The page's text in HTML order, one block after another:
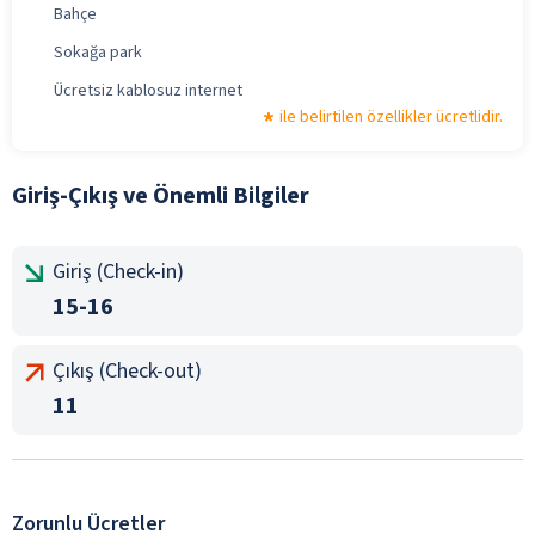
Bahçe
Sokağa park
Ücretsiz kablosuz internet
ile belirtilen özellikler ücretlidir.
Giriş-Çıkış ve Önemli Bilgiler
Giriş (Check-in)
15-16
Çıkış (Check-out)
11
Zorunlu Ücretler